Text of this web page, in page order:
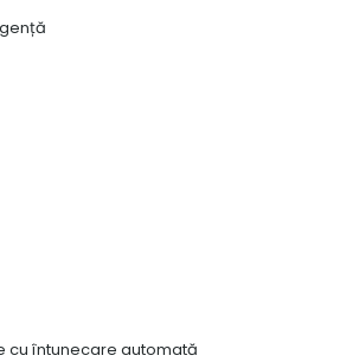
cu întunecare automată